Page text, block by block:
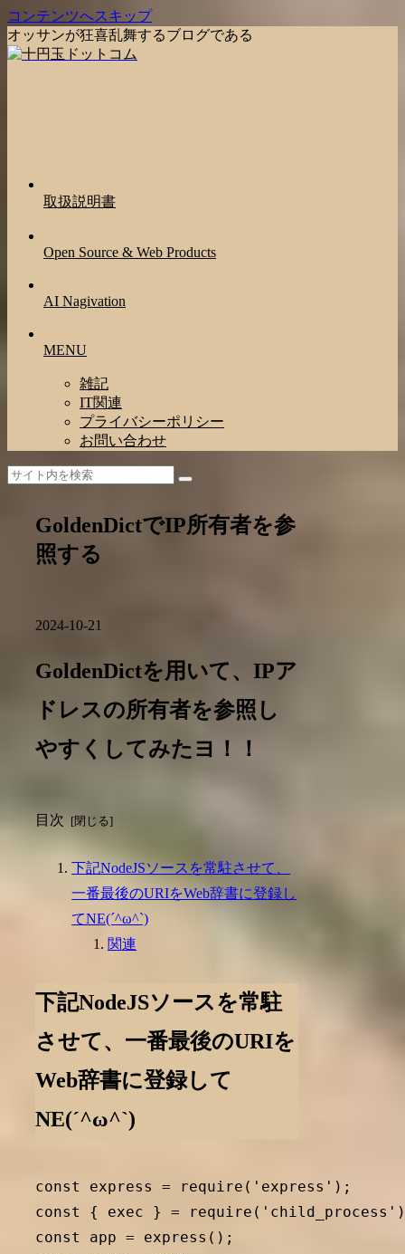
コンテンツへスキップ
オッサンが狂喜乱舞するブログである
取扱説明書
Open Source & Web Products
AI Nagivation
MENU
雑記
IT関連
プライバシーポリシー
お問い合わせ
GoldenDictでIP所有者を参
照する
2024-10-21
GoldenDictを用いて、IPア
ドレスの所有者を参照し
やすくしてみたヨ！！
目次
下記NodeJSソースを常駐させて、
一番最後のURIをWeb辞書に登録し
てNE(´^ω^`)
関連
下記NodeJSソースを常駐
させて、一番最後のURIを
Web辞書に登録して
NE(´^ω^`)
const express = require('express');
const { exec } =
const app = express();